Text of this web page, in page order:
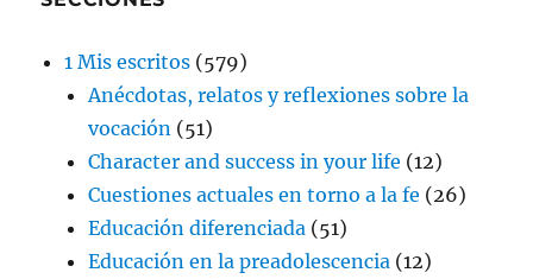
1 Mis escritos (579)
Anécdotas, relatos y reflexiones sobre la
vocación (51)
Character and success in your life (12)
Cuestiones actuales en torno a la fe (26)
Educación diferenciada (51)
Educación en la preadolescencia (12)